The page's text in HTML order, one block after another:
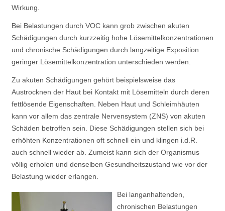
Wirkung.
Bei Belastungen durch VOC kann grob zwischen akuten
Schädigungen durch kurzzeitig hohe Lösemittelkonzentrationen
und chronische Schädigungen durch langzeitige Exposition
geringer Lösemittelkonzentration unterschieden werden.
Zu akuten Schädigungen gehört beispielsweise das
Austrocknen der Haut bei Kontakt mit Lösemitteln durch deren
fettlösende Eigenschaften. Neben Haut und Schleimhäuten
kann vor allem das zentrale Nervensystem (ZNS) von akuten
Schäden betroffen sein. Diese Schädigungen stellen sich bei
erhöhten Konzentrationen oft schnell ein und klingen i.d.R.
auch schnell wieder ab. Zumeist kann sich der Organismus
völlig erholen und denselben Gesundheitszustand wie vor der
Belastung wieder erlangen.
Bei langanhaltenden,
chronischen Belastungen